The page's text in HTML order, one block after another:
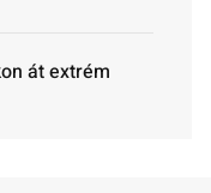
át extrém